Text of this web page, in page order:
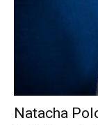
Natacha